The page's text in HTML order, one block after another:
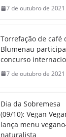
7 de outubro de 2021
Torrefação de café
Blumenau
concurso
7 de outubro de 2021
Dia da Sobremesa
(09/10): Vegan
lança menu
naturalista